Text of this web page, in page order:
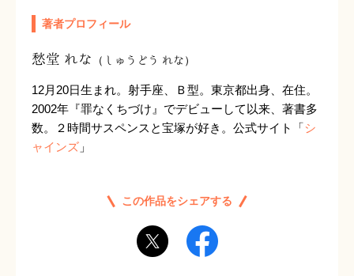
著者プロフィール
愁堂 れな （しゅうどう れな）
12月20日生まれ。射手座、Ｂ型。東京都出身、在住。
2002年『罪なくちづけ』でデビューして以来、著書多
数。２時間サスペンスと宝塚が好き。公式サイト「シ
ャインズ 」
この作品をシェアする